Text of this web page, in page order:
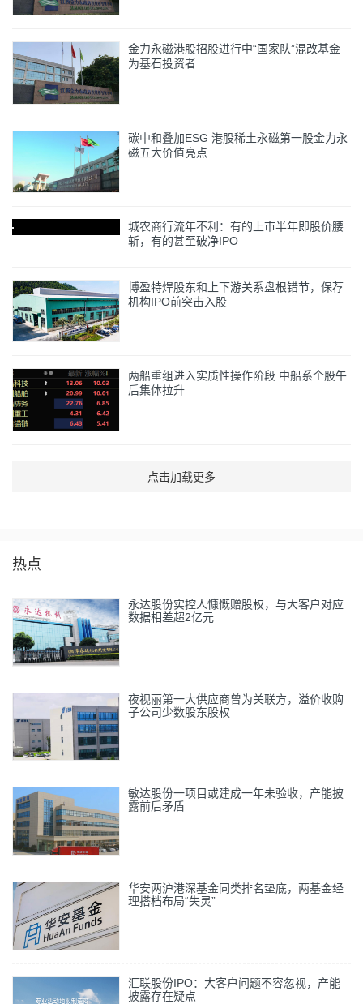
金力永磁港股招股进行中“国家队”混改基金
为基石投资者
碳中和叠加ESG 港股稀土永磁第一股金力永
磁五大价值亮点
城农商行流年不利：有的上市半年即股价腰
斩，有的甚至破净IPO
博盈特焊股东和上下游关系盘根错节，保荐
机构IPO前突击入股
两船重组进入实质性操作阶段 中船系个股午
后集体拉升
点击加载更多
热点
永达股份实控人慷慨赠股权，与大客户对应
数据相差超2亿元
夜视丽第一大供应商曾为关联方，溢价收购
子公司少数股东股权
敏达股份一项目或建成一年未验收，产能披
露前后矛盾
华安两沪港深基金同类排名垫底，两基金经
理搭档布局“失灵”
汇联股份IPO：大客户问题不容忽视，产能
披露存在疑点